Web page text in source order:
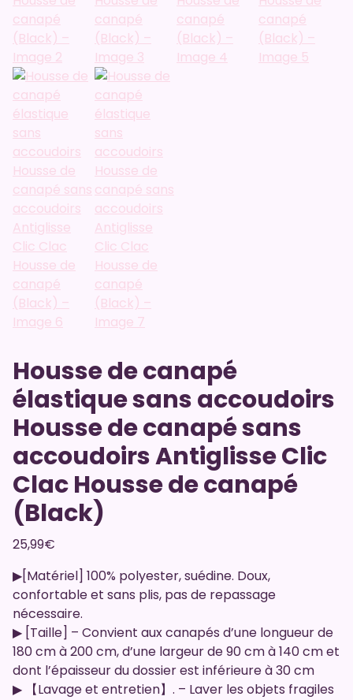
Housse de canapé
élastique sans accoudoirs
Housse de canapé sans
accoudoirs Antiglisse Clic
Clac Housse de canapé
(Black)
25,99€
▶[Matériel] 100% polyester, suédine. Doux,
confortable et sans plis, pas de repassage
nécessaire.
▶ [Taille] – Convient aux canapés d’une longueur de
180 cm à 200 cm, d’une largeur de 90 cm à 140 cm et
dont l’épaisseur du dossier est inférieure à 30 cm
▶ 【Lavage et entretien】. – Laver les objets fragiles